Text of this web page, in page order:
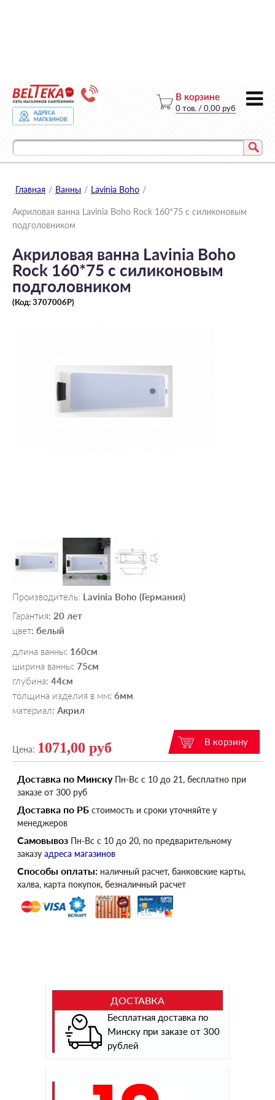
В корзине
Главная / Ванны / Lavinia Boho /
Акриловая ванна Lavinia Boho Rock 160*75 с силиконовым
подголовником
Акриловая ванна Lavinia Boho
Rock 160*75 с силиконовым
подголовником
(Код:3707006P)
Производитель: Lavinia Boho (Германия)
Гарантия: 20 лет
цвет: белый
длина ванны: 160см
ширина ванны: 75см
глубина: 44см
толщина изделия в мм: 6мм
материал: Акрил
Цена: 1071,00 руб
Доставка по МинскуПн-Вс c 10 до 21, бесплатно при
заказе от 300 руб
Доставка по РБ стоимость и сроки уточняйте у
менеджеров
Самовывоз Пн-Вс c 10 до 20, по предварительному
заказу адреса магазинов
Способы оплаты: наличный расчет, банковские карты,
халва, карта покупок, безналичный расчет
ДОСТАВКА
Бесплатная доставка по
Минску при заказе от 300
рублей